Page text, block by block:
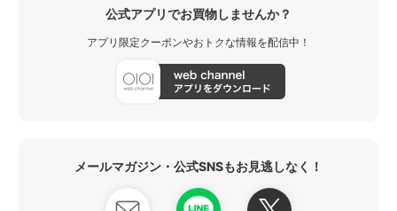
公式アプリでお買物しませんか？
アプリ限定クーポンやおトクな情報を配信中！
メールマガジン・公式SNSもお見逃しなく！